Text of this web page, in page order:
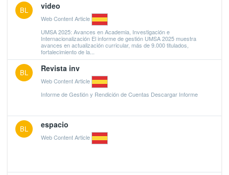
BL video
Web Content Article
UMSA 2025: Avances en Academia, Investigación e
Internacionalización El informe de gestión UMSA 2025 muestra
avances en actualización curricular, más de 9.000 titulados,
fortalecimiento de la...
BL Revista inv
Web Content Article
Informe de Gestión y Rendición de Cuentas Descargar Informe
BL espacio
Web Content Article